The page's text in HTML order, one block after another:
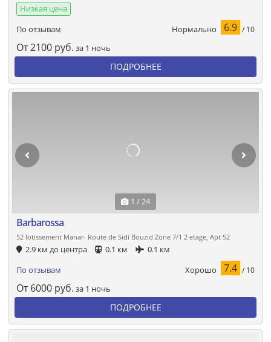
Низкая цена
По отзывам
Нормально 6.9 / 10
От2100 руб. за 1 ночь
ПОДРОБНЕЕ
1 / 24
Barbarossa
52 lotissement Manar- Route de Sidi Bouzid Zone 7/1 2 etage, Apt 52
2.9 км до центра 0.1 км
0.1 км
По отзывам
Хорошо 7.4 / 10
От 6000 руб. за 1 ночь
ПОДРОБНЕЕ